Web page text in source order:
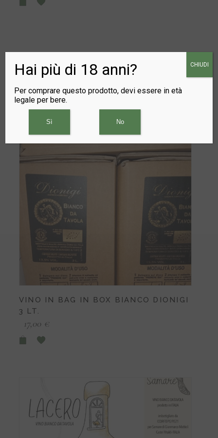
PRODOTTI
CORRELATI
VINO IN BAG IN BOX BIANCO DIONIGI
3 LT.
17,00 €
Hai più di 18 anni?
Per comprare questo prodotto, devi essere in età
legale per bere.
Sì No
CHIUDI